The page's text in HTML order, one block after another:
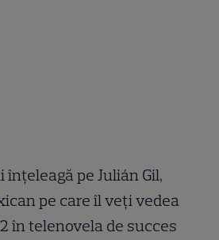
pe Julián Gil,
pe care îl veţi vedea
în telenovela de succes